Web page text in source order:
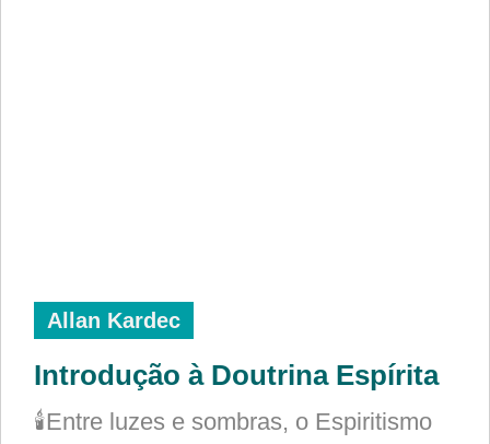
Allan Kardec
Introdução à Doutrina Espírita
🕯️Entre luzes e sombras, o Espiritismo